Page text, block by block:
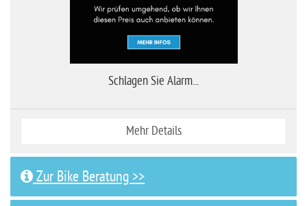
Schlagen Sie Alarm...
Mehr Details
Zur Bike Beratung >>